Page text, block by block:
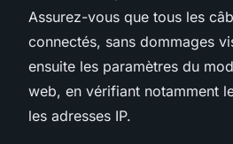
Assurez-vous que tous les
connectés, sans dommages
ensuite les paramètres du
web, en vérifiant notamment
les adresses IP.